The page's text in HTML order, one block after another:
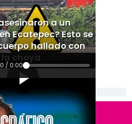
a un
Ecatepec? Esto se
hallado con
choya
/ 0:00
[Publicidad]